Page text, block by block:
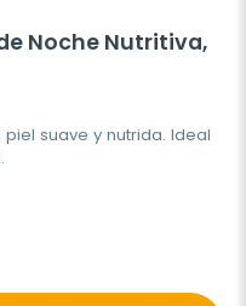
Noche Nutritiva,
suave y nutrida. Ideal